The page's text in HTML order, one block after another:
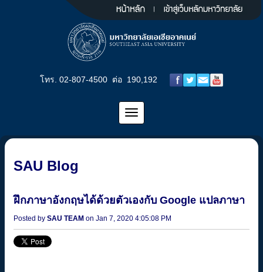
โทร. 02-807-4500 ต่อ 190,192
SAU Blog
ฝึกภาษาอังกฤษได้ด้วยตัวเองกับ Google แปลภาษา
Posted by SAU TEAM on Jan 7, 2020 4:05:08 PM